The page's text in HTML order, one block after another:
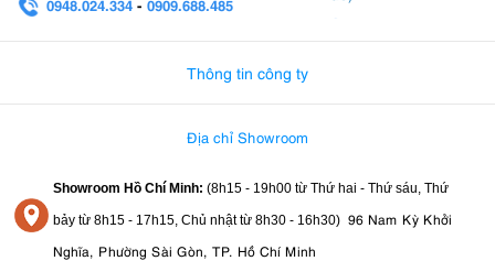
và ảnh macro.
Các nhiếp ảnh gia du lịchđang tìm kiếm một lựa chọn ống
5. Tamron 150-500mm F5-6.7 Di III VXD - Ưu
5.1. Ưu điểm:
Dải tiêu cự ấn tượng (150-500mm)
Thiết kế nhỏ gọn và nhẹ cho ống kính tele
Thông tin công ty
Địa chỉ Showroom
Showroom Hồ Chí Minh: (8h15 - 19h00 từ Thứ hai - Thứ sáu, Thứ
bảy từ 8h15 - 17h15, Chủ nhật từ 8h30 - 16h30) 96 Nam Kỳ Khởi
Nghĩa, Phường Sài Gòn, TP. Hồ Chí Minh